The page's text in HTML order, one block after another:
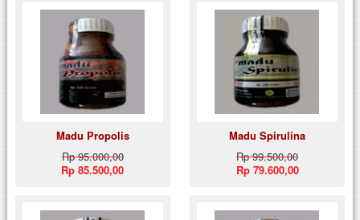
Madu Propolis
Rp 95.000,00
Rp 85.500,00
Madu Spirulina
Rp 99.500,00
Rp 79.600,00